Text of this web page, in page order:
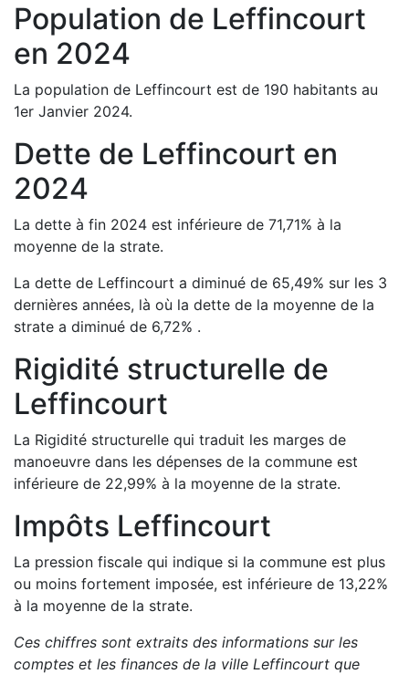
Population de Leffincourt
en 2024
La population de Leffincourt est de 190 habitants au
1er Janvier 2024.
Dette de Leffincourt en
2024
La dette à fin 2024 est inférieure de 71,71% à la
moyenne de la strate.
La dette de Leffincourt a diminué de 65,49% sur les 3
dernières années, là où la dette de la moyenne de la
strate a diminué de 6,72% .
Rigidité structurelle de
Leffincourt
La Rigidité structurelle qui traduit les marges de
manoeuvre dans les dépenses de la commune est
inférieure de 22,99% à la moyenne de la strate.
Impôts Leffincourt
La pression fiscale qui indique si la commune est plus
ou moins fortement imposée, est inférieure de 13,22%
à la moyenne de la strate.
Ces chiffres sont extraits des informations sur les
comptes et les finances de la ville Leffincourt que